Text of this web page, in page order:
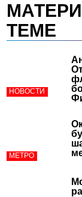
ТЕМЕ
НОВОСТИ
МЕТРО